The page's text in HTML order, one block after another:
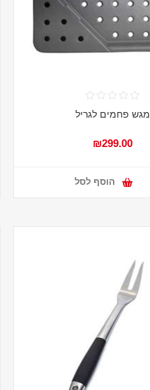
מגש פחמים לגריל
₪299.00
הוסף לסל